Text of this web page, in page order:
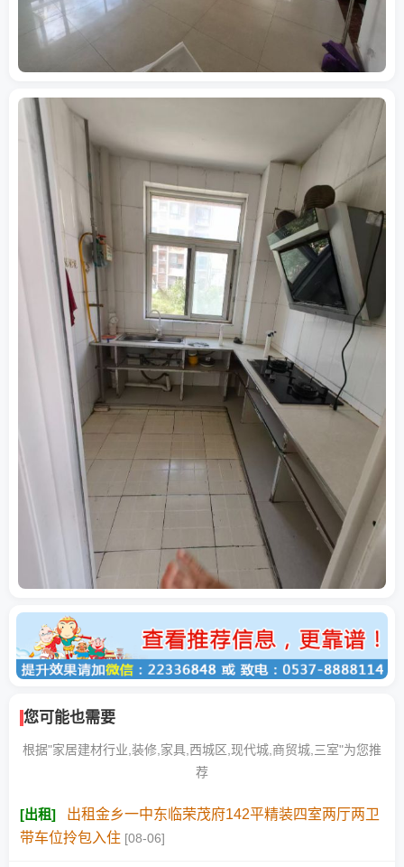
您可能也需要
根据"家居建材行业,装修,家具,西城区,现代城,商贸城,三室"为您推
荐
[出租]
出租金乡一中东临荣茂府142平精装四室两厅两卫
带车位拎包入住 [08-06]